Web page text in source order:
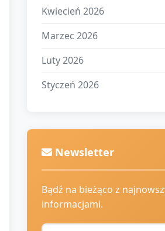
Kwiecień 2026
Marzec 2026
Luty 2026
Styczeń 2026
Newsletter
Bądź na bieżąco z
informacjami.